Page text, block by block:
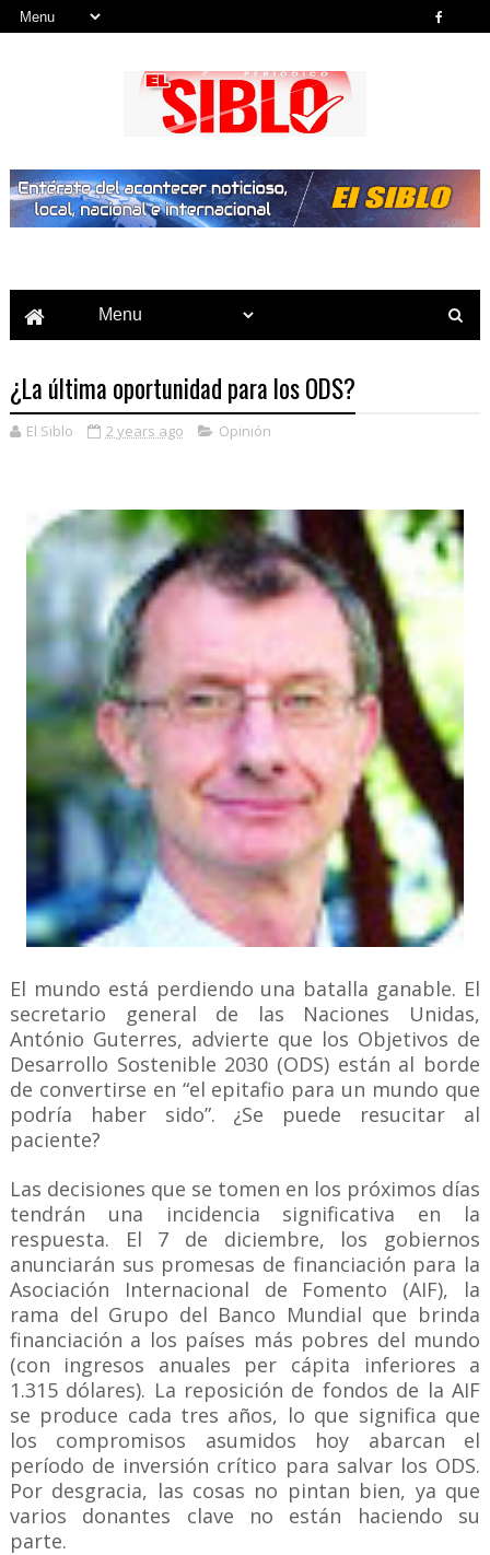
¿La última oportunidad para los ODS?
El Siblo 2 years ago Opinión
El mundo está perdiendo una batalla ganable. El
secretario general de las Naciones Unidas,
António Guterres, advierte que los Objetivos de
Desarrollo Sostenible 2030 (ODS) están al borde
de convertirse en “el epitafio para un mundo que
podría haber sido”. ¿Se puede resucitar al
paciente?
Las decisiones que se tomen en los próximos días
tendrán una incidencia significativa en la
respuesta. El 7 de diciembre, los gobiernos
anunciarán sus promesas de financiación para la
Asociación Internacional de Fomento (AIF), la
rama del Grupo del Banco Mundial que brinda
financiación a los países más pobres del mundo
(con ingresos anuales per cápita inferiores a
1.315 dólares). La reposición de fondos de la AIF
se produce cada tres años, lo que significa que
los compromisos asumidos hoy abarcan el
período de inversión crítico para salvar los ODS.
Por desgracia, las cosas no pintan bien, ya que
varios donantes clave no están haciendo su
parte.